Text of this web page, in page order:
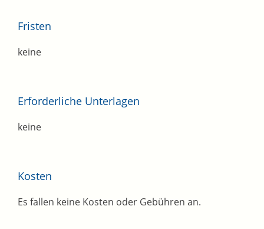
Fristen
keine
Erforderliche Unterlagen
keine
Kosten
Es fallen keine Kosten oder Gebühren an.